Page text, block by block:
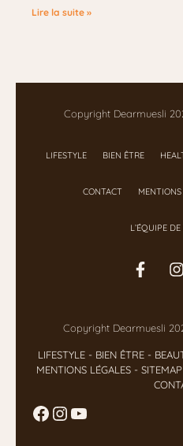
Lire la suite »
Copyright Dearmuesli
LIFESTYLE BIEN ÊTRE
CONTACT
L’ÉQUIPE
Copyright Dearmuesli
LIFESTYLE - BIEN ÊTRE -
MENTIONS LÉGALES - SITEMAP